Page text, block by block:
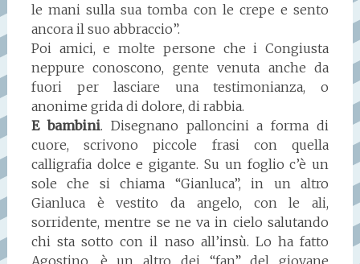
le mani sulla sua tomba con le crepe e sento
ancora il suo abbraccio”.
Poi amici, e molte persone che i Congiusta
neppure conoscono, gente venuta anche da
fuori per lasciare una testimonianza, o
anonime grida di dolore, di rabbia.
E bambini. Disegnano palloncini a forma di
cuore, scrivono piccole frasi con quella
calligrafia dolce e gigante. Su un foglio c’è un
sole che si chiama “Gianluca”, in un altro
Gianluca è vestito da angelo, con le ali,
sorridente, mentre se ne va in cielo salutando
chi sta sotto con il naso all’insù. Lo ha fatto
Agostino, è un altro dei “fan” del giovane